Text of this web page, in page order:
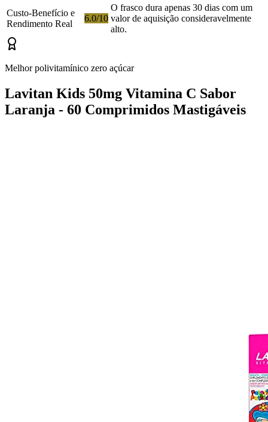
Custo-Benefício e
Rendimento Real
6.0/10
O frasco dura apenas 30 dias com um
valor de aquisição consideravelmente
alto.
Melhor polivitamínico zero açúcar
Lavitan Kids 50mg Vitamina C Sabor
Laranja - 60 Comprimidos Mastigáveis